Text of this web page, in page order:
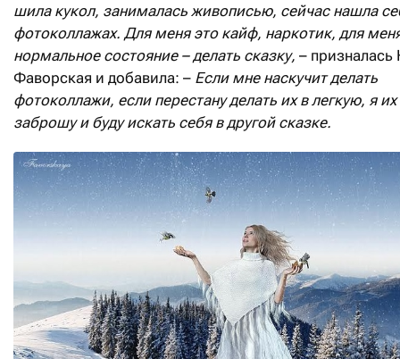
шила кукол, занималась живописью, сейчас нашла
фотоколлажах. Для меня это кайф, наркотик, для
нормальное состояние – делать сказку, – призналась
Фаворская и добавила: – Если мне наскучит делать
фотоколлажи, если перестану делать их в легкую, я их
заброшу и буду искать себя в другой сказке.